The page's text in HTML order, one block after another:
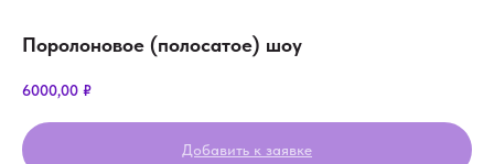
Поролоновое (полосатое) шоу
6000,00 ₽
Добавить к заявке